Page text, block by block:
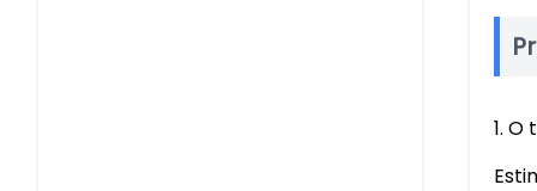
1.